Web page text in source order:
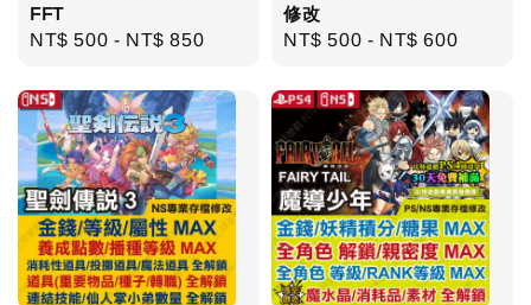
FFT
Regular
NT$ 500 - NT$ 850
修改
Regular
NT$ 500 - NT$ 600